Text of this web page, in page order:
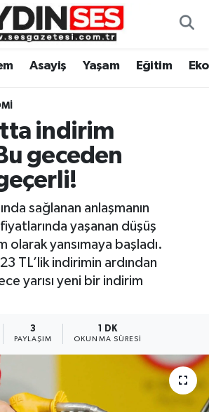
Asayiş Yaşam Eğitim
indirim
geceden
sağlanan anlaşmanın
yaşanan düşüş
olarak yansımaya başladı.
TL’lik indirimin ardından
yarısı yeni bir indirim
3
PAYLAŞIM
1 DK
OKUNMA SÜRESI
Vakitleri
Haritası
Durumu ve Fikstür